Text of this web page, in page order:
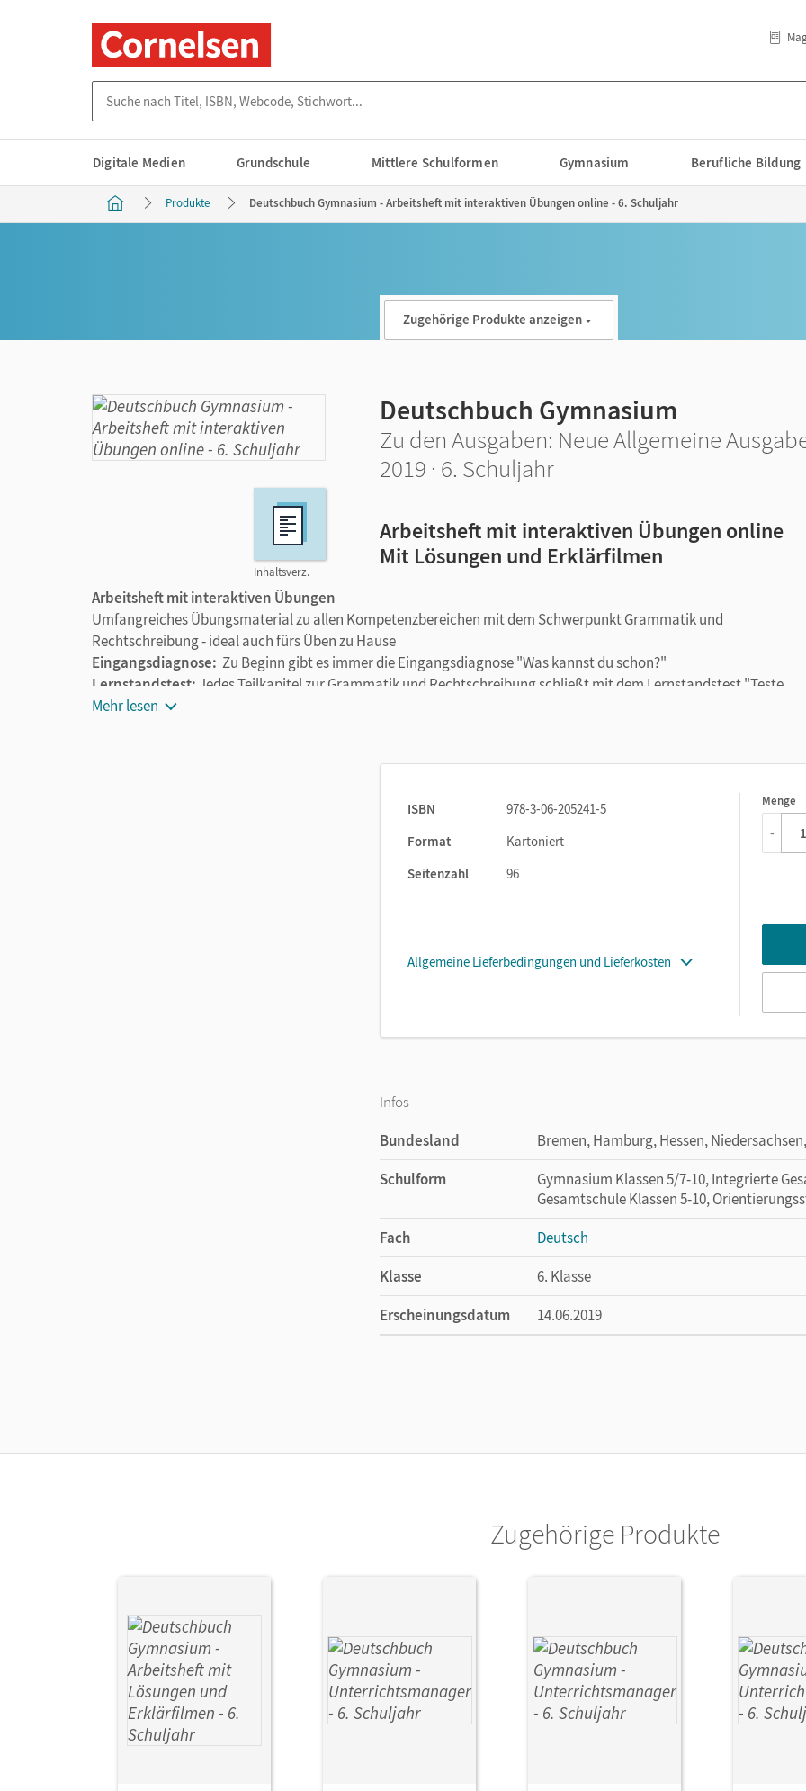
Digitale Medien Grundschule Mittlere Schulformen Gymnasium Berufliche Bildung
Produkte Deutschbuch Gymnasium - Arbeitsheft mit interaktiven Übungen online - 6. Schuljahr
Inhaltsverz.
Zugehörige Produkte anzeigen
Deutschbuch Gymnasium
Zu den Ausgaben: Neue Allgemeine
2019 · 6. Schuljahr
Arbeitsheft mit interaktiven Übungen online
Mit Lösungen und Erklärfilmen
Arbeitsheft mit interaktiven Übungen
Umfangreiches Übungsmaterial zu allen Kompetenzbereichen mit dem Schwerpunkt Grammatik und
Rechtschreibung - ideal auch fürs Üben zu Hause
Eingangsdiagnose: Zu Beginn gibt es immer die Eingangsdiagnose "Was kannst du schon?"
Lernstandstest: Jedes Teilkapitel zur Grammatik und Rechtschreibung schließt mit dem Lernstandstest "Teste
dich!" ab - eine gezielte Möglichkeit für Ihre Schülerinnen und Schüler, ihren Lernstand zu ermitteln.
Mehr lesen
ISBN
978-3-06-205241-5
Format
Kartoniert
Seitenzahl
96
Allgemeine Lieferbedingungen und Lieferkosten
Menge
1
-
Infos
Bundesland
Bremen, Hamburg, Hessen,
Schulform
Gymnasium Klassen 5/7-10, Integrierte
Gesamtschule Klassen 5-10,
Fach
Deutsch
Klasse
6. Klasse
Erscheinungsdatum
14.06.2019
Zugehörige Produkte